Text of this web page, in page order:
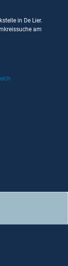
in De Lier.
am